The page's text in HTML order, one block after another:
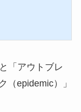
「アウトブレ
（epidemic）」